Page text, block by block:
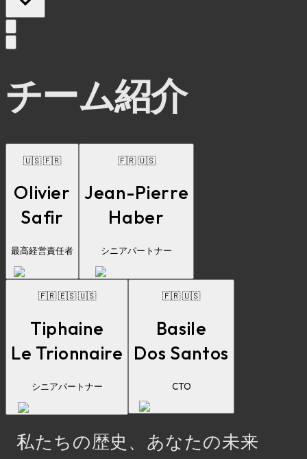
チーム紹介
🇺🇸 🇫🇷
Olivier
Safir
最高経営責任者
🇫🇷 🇺🇸
Jean-Pierre
Haber
シニアパートナー
🇫🇷 🇪🇸 🇺🇸
Tiphaine
Le Trionnaire
シニアパートナー
🇫🇷 🇺🇸
Basile
Dos Santos
CTO
私たちの歴史、あなたの未来